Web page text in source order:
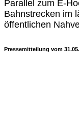
Parallel zum E-
Bahnstrecken im
öffentlichen
Pressemitteilung vom